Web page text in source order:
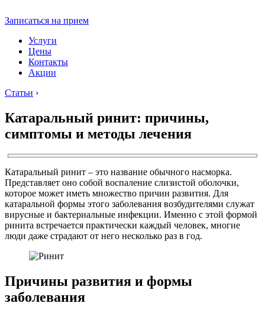
Записаться на прием
Услуги
Цены
Контакты
Акции
Статьи ›
Катаральный ринит: причины,
симптомы и методы лечения
Катаральный ринит – это название обычного насморка.
Представляет оно собой воспаление слизистой оболочки,
которое может иметь множество причин развития. Для
катаральной формы этого заболевания возбудителями служат
вирусные и бактериальные инфекции. Именно с этой формой
ринита встречается практически каждый человек, многие
люди даже страдают от него несколько раз в год.
Причины развития и формы
заболевания